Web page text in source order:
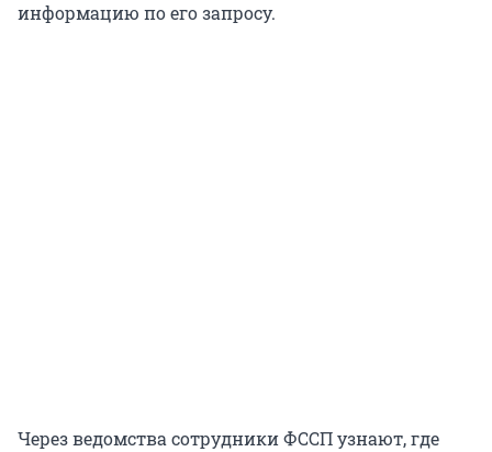
информацию по его запросу.
Через ведомства сотрудники ФССП узнают, где